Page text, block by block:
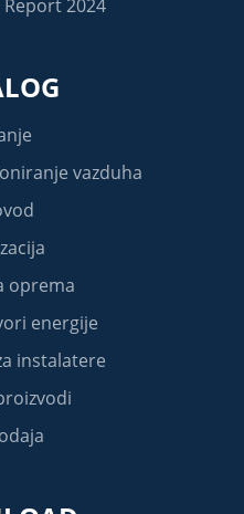
2024
vazduha
oprema
energije
instalatere